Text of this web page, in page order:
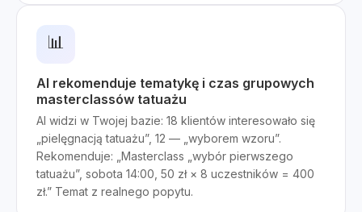
📊
AI rekomenduje tematykę i czas grupowych
masterclassów tatuażu
AI widzi w Twojej bazie: 18 klientów interesowało się
„pielęgnacją tatuażu”, 12 — „wyborem wzoru”.
Rekomenduje: „Masterclass „wybór pierwszego
tatuażu”, sobota 14:00, 50 zł × 8 uczestników = 400
zł.” Temat z realnego popytu.